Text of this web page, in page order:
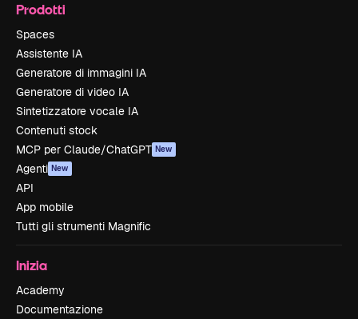
Prodotti
Spaces
Assistente IA
Generatore di immagini IA
Generatore di video IA
Sintetizzatore vocale IA
Contenuti stock
MCP per Claude/ChatGPT New
Agenti New
API
App mobile
Tutti gli strumenti Magnific
Inizia
Academy
Documentazione